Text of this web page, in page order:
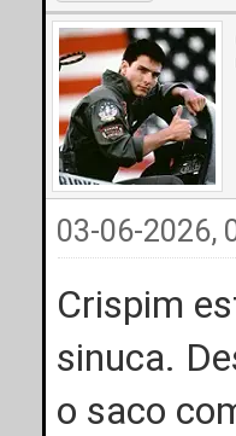
03-06-2026,
Crispim
sinuca.
o saco